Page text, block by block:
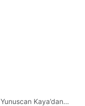
Yunuscan Kaya’dan